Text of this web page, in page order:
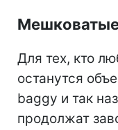
Для тех, кто
останутся
baggy и так
продолжат